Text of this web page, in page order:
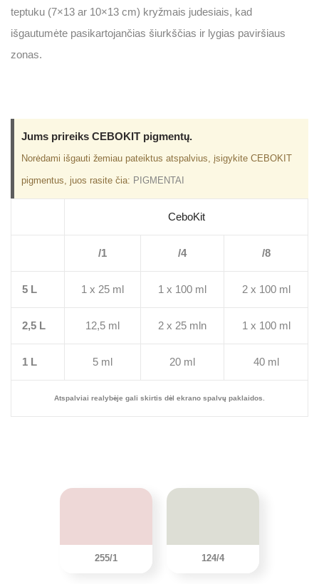
teptuku (7×13 ar 10×13 cm) kryžmais judesiais, kad
išgautumėte pasikartojančias šiurkščias ir lygias paviršiaus
zonas.
Jums prireiks CEBOKIT pigmentų.
Norėdami išgauti žemiau pateiktus atspalvius, įsigykite CEBOKIT
pigmentus, juos rasite čia: PIGMENTAI
CeboKit
/1 /4 /8
5 L 1 x 25 ml 1 x 100 ml 2 x 100 ml
2,5 L 12,5 ml 2 x 25 mln 1 x 100 ml
1 L 5 ml 20 ml 40 ml
Atspalviai realybėje gali skirtis dėl ekrano spalvų paklaidos.
255/1 124/4